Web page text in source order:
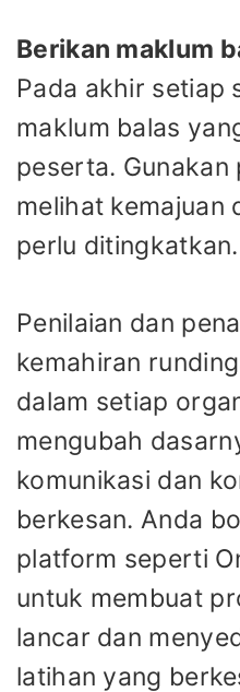
Berikan maklum
Pada akhir setiap
maklum balas
peserta. Gunakan
melihat kemajuan
perlu ditingkatkan.
Penilaian dan
kemahiran
dalam setiap
mengubah
komunikasi dan
berkesan. Anda
platform seperti
untuk membuat
lancar dan
latihan yang